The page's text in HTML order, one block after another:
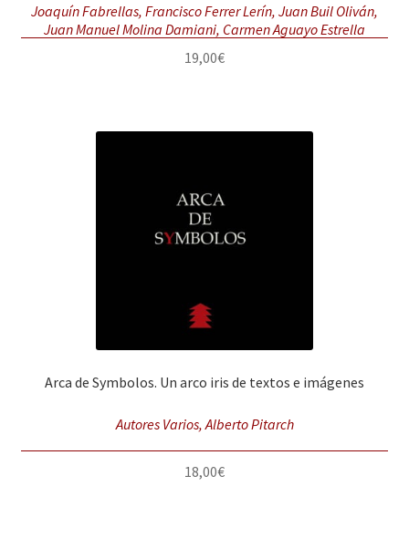
Joaquín Fabrellas, Francisco Ferrer Lerín, Juan Buil Oliván,
Juan Manuel Molina Damiani, Carmen Aguayo Estrella
19,00€
Arca de Symbolos. Un arco iris de textos e imágenes
Autores Varios, Alberto Pitarch
18,00€